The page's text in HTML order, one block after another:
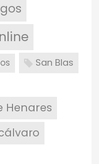
San Blas
Henares